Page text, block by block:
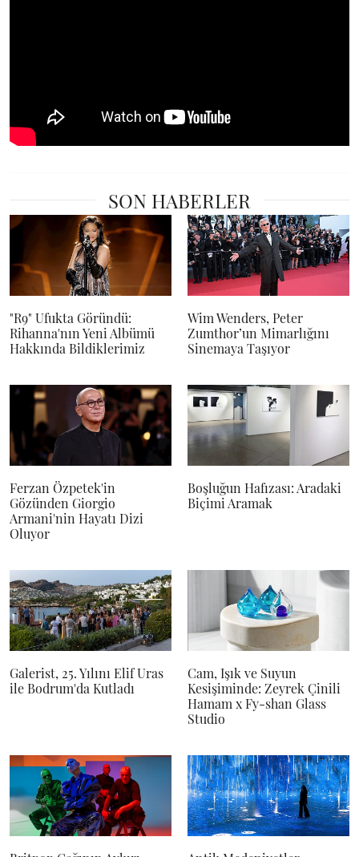
SON HABERLER
"R9" Ufukta Göründü:
Rihanna'nın Yeni Albümü
Hakkında Bildiklerimiz
Wim Wenders, Peter
Zumthor’un Mimarlığını
Sinemaya Taşıyor
Ferzan Özpetek'in
Gözünden Giorgio
Armani'nin Hayatı Dizi
Oluyor
Boşluğun Hafızası: Aradaki
Biçimi Aramak
Galerist, 25. Yılını Elif Uras
ile Bodrum'da Kutladı
Cam, Işık ve Suyun
Kesişiminde: Zeyrek Çinili
Hamam x Fy-shan Glass
Studio